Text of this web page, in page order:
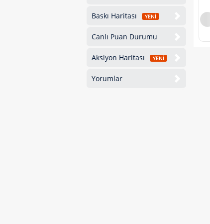
Baskı Haritası YENİ
Canlı Puan Durumu
Aksiyon Haritası YENİ
Yorumlar